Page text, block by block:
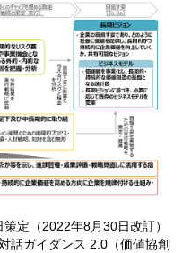
定（2022年8月30日改訂）
話ガイダンス 2.0（価値協創